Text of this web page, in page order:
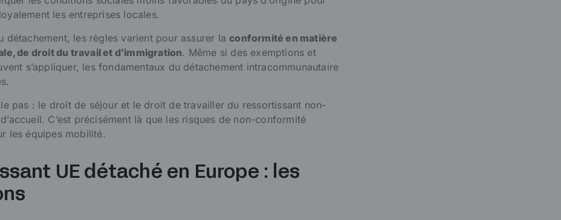
les entreprises locales.
détachement, les règles varient pour assurer laconformité en matière
de droit du travail et d’immigration. Même si des exemptions et
s’appliquer, les fondamentaux du détachement intracommunautaire
pas : le droit de séjour et le droit de travailler du ressortissant non-
C’est précisément là que les risques de non-conformité
les équipes mobilité.
UE détaché en Europe : les